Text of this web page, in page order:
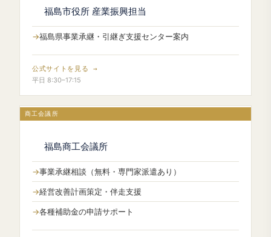
福島市役所 産業振興担当
福島県事業承継・引継ぎ支援センター案内
公式サイトを見る →
平日 8:30–17:15
商工会議所
福島商工会議所
事業承継相談（無料・専門家派遣あり）
経営改善計画策定・伴走支援
各種補助金の申請サポート